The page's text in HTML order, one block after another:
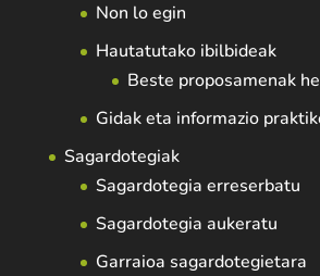
Non lo egin
Hautatutako ibilbideak
Beste proposamenak
Gidak eta informazio
Sagardotegiak
Sagardotegia erreserbatu
Sagardotegia aukeratu
Garraioa sagardotegietara